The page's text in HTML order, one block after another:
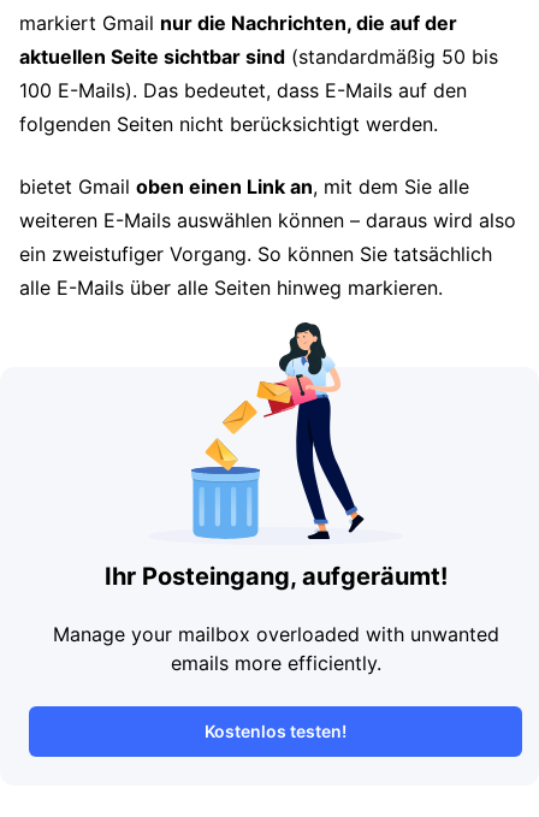
markiert Gmail nur die Nachrichten, die auf der
aktuellen Seite sichtbar sind (standardmäßig 50 bis
100 E-Mails). Das bedeutet, dass E-Mails auf den
folgenden Seiten nicht berücksichtigt werden.
bietet Gmail oben einen Link an, mit dem Sie alle
weiteren E-Mails auswählen können – daraus wird also
ein zweistufiger Vorgang. So können Sie tatsächlich
alle E-Mails über alle Seiten hinweg markieren.
Ihr Posteingang, aufgeräumt!
Manage your mailbox overloaded with unwanted
emails more efficiently.
Kostenlos testen!